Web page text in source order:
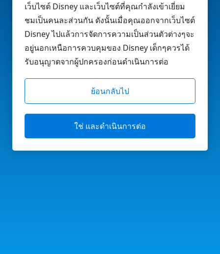
เว็บไซต์ Disney และเว็บไซต์ที่คุณกำลังเข้าเยี่ยม
ชมเป็นคนละส่วนกัน ดังนั้นเมื่อคุณออกจากเว็บไซต์
Disney ไปแล้วการจัดการความเป็นส่วนตัวต่างๆจะ
อยู่นอกเหนือการควบคุมของ Disney เด็กๆควรได้
รับอนุญาตจากผู้ปกครองก่อนดำเนินการต่อ
ย้อนกลับไป
ใช่ และดำเนินการต่อ